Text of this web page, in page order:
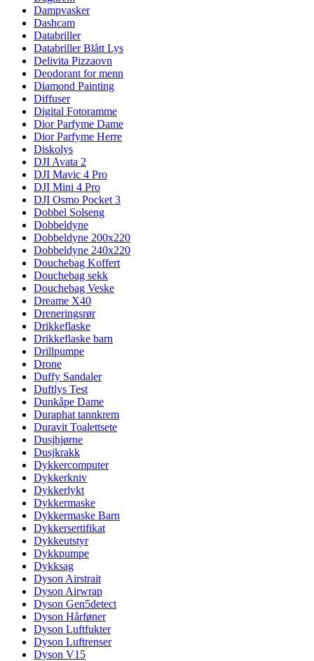
Dampvasker
Dashcam
Databriller
Databriller Blått Lys
Delivita Pizzaovn
Deodorant for menn
Diamond Painting
Diffuser
Digital Fotoramme
Dior Parfyme Dame
Dior Parfyme Herre
Diskolys
DJI Avata 2
DJI Mavic 4 Pro
DJI Mini 4 Pro
DJI Osmo Pocket 3
Dobbel Solseng
Dobbeldyne
Dobbeldyne 200x220
Dobbeldyne 240x220
Douchebag Koffert
Douchebag sekk
Douchebag Veske
Dreame X40
Dreneringsrør
Drikkeflaske
Drikkeflaske barn
Drillpumpe
Drone
Duffy Sandaler
Duftlys Test
Dunkåpe Dame
Duraphat tannkrem
Duravit Toalettsete
Dusjhjørne
Dusjkrakk
Dykkercomputer
Dykkerkniv
Dykkerlykt
Dykkermaske
Dykkermaske Barn
Dykkersertifikat
Dykkeutstyr
Dykkpumpe
Dykksag
Dyson Airstrait
Dyson Airwrap
Dyson Gen5detect
Dyson Hårføner
Dyson Luftfukter
Dyson Luftrenser
Dyson V15